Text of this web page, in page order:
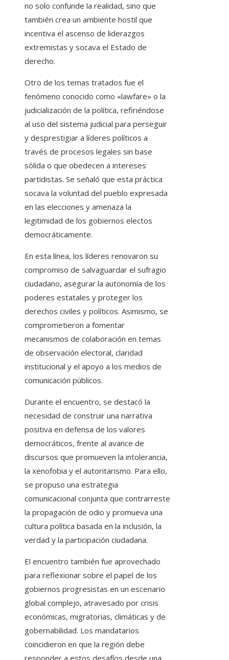
no solo confunde la realidad, sino que
también crea un ambiente hostil que
incentiva el ascenso de liderazgos
extremistas y socava el Estado de
derecho.
Otro de los temas tratados fue el
fenómeno conocido como «lawfare» o la
judicialización de la política, refiriéndose
al uso del sistema judicial para perseguir
y desprestigiar a líderes políticos a
través de procesos legales sin base
sólida o que obedecen a intereses
partidistas. Se señaló que esta práctica
socava la voluntad del pueblo expresada
en las elecciones y amenaza la
legitimidad de los gobiernos electos
democráticamente.
En esta línea, los líderes renovaron su
compromiso de salvaguardar el sufragio
ciudadano, asegurar la autonomía de los
poderes estatales y proteger los
derechos civiles y políticos. Asimismo, se
comprometieron a fomentar
mecanismos de colaboración en temas
de observación electoral, claridad
institucional y el apoyo a los medios de
comunicación públicos.
Durante el encuentro, se destacó la
necesidad de construir una narrativa
positiva en defensa de los valores
democráticos, frente al avance de
discursos que promueven la intolerancia,
la xenofobia y el autoritarismo. Para ello,
se propuso una estrategia
comunicacional conjunta que contrarreste
la propagación de odio y promueva una
cultura política basada en la inclusión, la
verdad y la participación ciudadana.
El encuentro también fue aprovechado
para reflexionar sobre el papel de los
gobiernos progresistas en un escenario
global complejo, atravesado por crisis
económicas, migratorias, climáticas y de
gobernabilidad. Los mandatarios
coincidieron en que la región debe